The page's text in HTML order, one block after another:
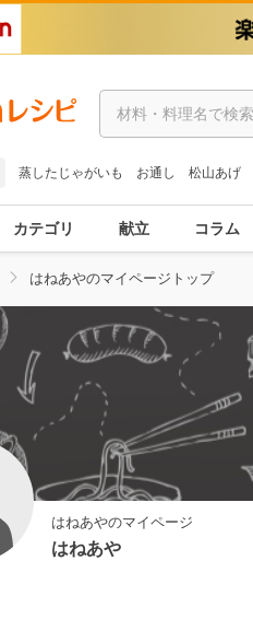
蒸したじゃがいも お通し 松山あげ
カテゴリ 献立 コラム
はねあやのマイページトップ
はねあやのマイページ
はねあや